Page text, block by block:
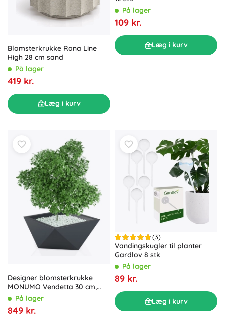
Blomsterkrukke Rona Line
High 28 cm sand
På lager
419 kr.
Læg i kurv
På lager
109 kr.
Læg i kurv
Designer blomsterkrukke
MONUMO Vendetta 30 cm,
antracit
På lager
849 kr.
(3)
Vandingskugler til planter
Gardlov 8 stk
På lager
89 kr.
Læg i kurv